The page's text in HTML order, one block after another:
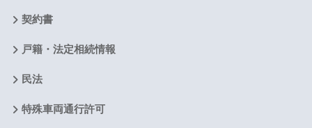
契約書
戸籍・法定相続情報
民法
特殊車両通行許可